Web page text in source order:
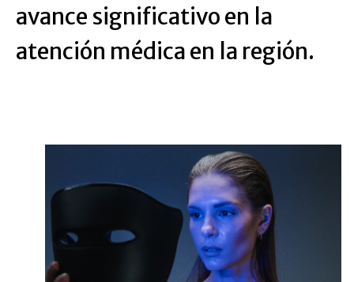
avance significativo en la
atención médica en la región.